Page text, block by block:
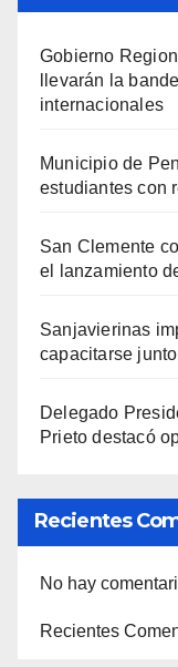
Gobierno
llevarán la
internacionales
Municipio de
estudiantes con
San Clemente
el lanzamiento
Sanjavierinas
capacitarse
Delegado
Prieto destacó
Recientes
No hay
Recientes